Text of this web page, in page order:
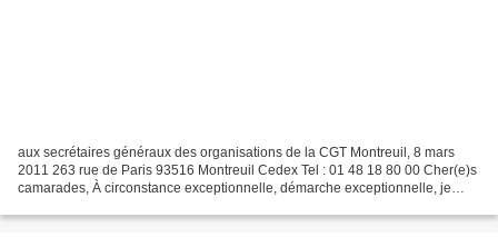
aux secrétaires généraux des organisations de la CGT Montreuil, 8 mars
2011 263 rue de Paris 93516 Montreuil Cedex Tel : 01 48 18 80 00 Cher(e)s
camarades, À circonstance exceptionnelle, démarche exceptionnelle, je